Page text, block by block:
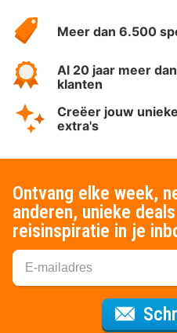
HotelSpecials
Meer dan 6.500
Al 20 jaar meer
klanten
Creëer jouw
extra's
Ontvang elke week,
anderen, unieke
reisinspiratie in je